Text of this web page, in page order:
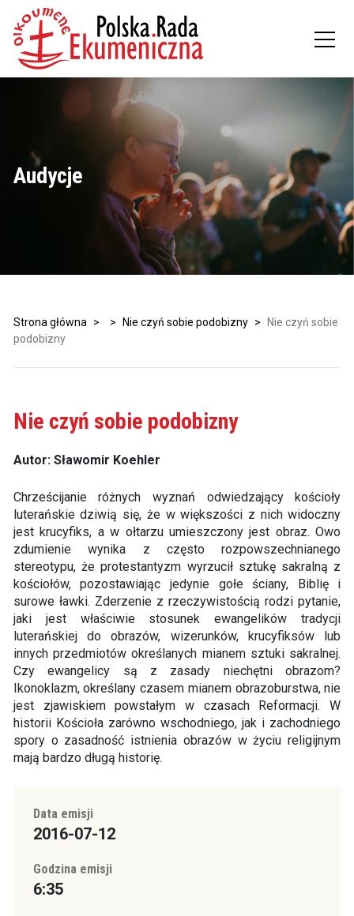
Audycje
Strona główna > > Nie czyń sobie podobizny >
Nie czyń sobie
podobizny
Nie czyń sobie podobizny
Autor: Sławomir Koehler
Chrześcijanie różnych wyznań odwiedzający kościoły
luterańskie dziwią się, że w większości z nich widoczny
jest krucyfiks, a w ołtarzu umieszczony jest obraz. Owo
zdumienie wynika z często rozpowszechnianego
stereotypu, że protestantyzm wyrzucił sztukę sakralną z
kościołów, pozostawiając jedynie gołe ściany, Biblię i
surowe ławki. Zderzenie z rzeczywistością rodzi pytanie,
jaki jest właściwie stosunek ewangelików tradycji
luterańskiej do obrazów, wizerunków, krucyfiksów lub
innych przedmiotów określanych mianem sztuki sakralnej.
Czy ewangelicy są z zasady niechętni obrazom?
Ikonoklazm, określany czasem mianem obrazoburstwa, nie
jest zjawiskiem powstałym w czasach Reformacji. W
historii Kościoła zarówno wschodniego, jak i zachodniego
spory o zasadność istnienia obrazów w życiu religijnym
mają bardzo długą historię.
Data emisji
2016-07-12
Godzina emisji
6:35